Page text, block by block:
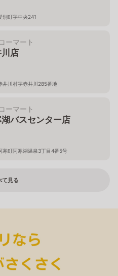
別町字中央241
ーマート
店
井川村字赤井川285番地
ーマート
バスセンター店
寒町阿寒湖温泉3丁目4番5号
て見る